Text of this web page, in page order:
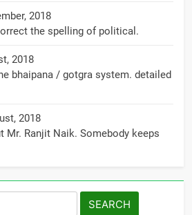
2018
the spelling of political.
2018
bhaipana / gotgra system. detailed
2018
Mr. Ranjit Naik. Somebody keeps